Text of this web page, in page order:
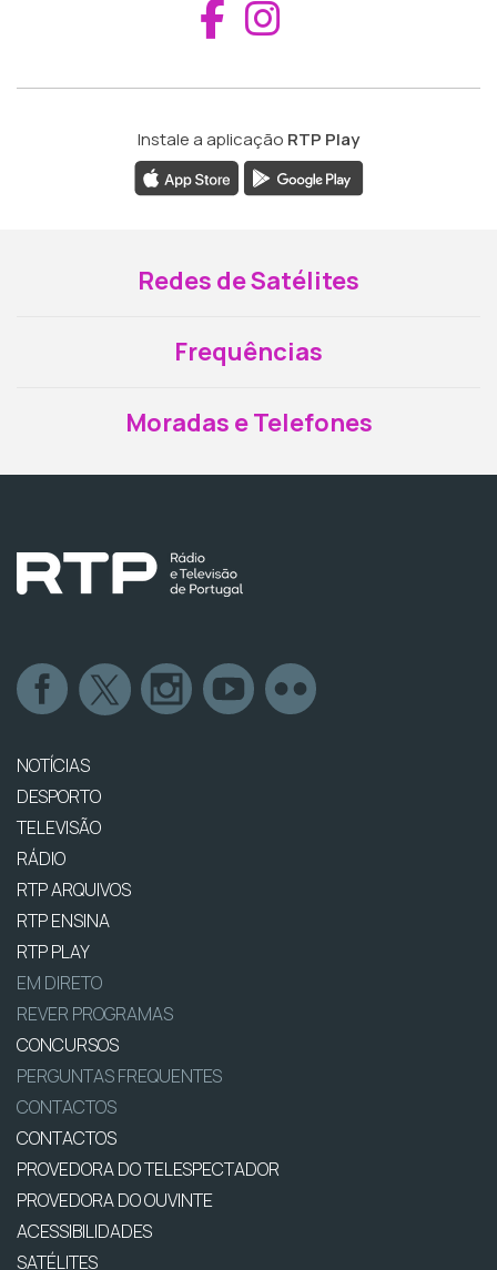
Aceder ao
Instale a aplicação RTP Play
Redes de Satélites
Frequências
Moradas e Telefones
NOTÍCIAS
DESPORTO
TELEVISÃO
RÁDIO
RTP ARQUIVOS
RTP ENSINA
RTP PLAY
EM DIRETO
REVER PROGRAMAS
CONCURSOS
PERGUNTAS FREQUENTES
CONTACTOS
CONTACTOS
PROVEDORA DO TELESPECTADOR
PROVEDORA DO OUVINTE
ACESSIBILIDADES
SATÉLITES